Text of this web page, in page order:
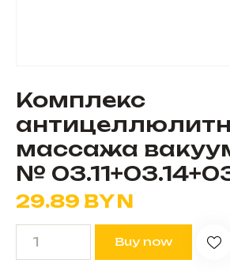
Комплекс
массажа
№
29.89 BYN
Buy now